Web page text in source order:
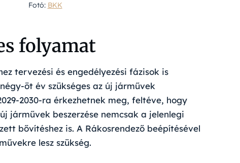
Fotó: BKK
folyamat
tervezési és engedélyezési fázisok is
öt év szükséges az új járművek
2030-ra érkezhetnek meg, feltéve, hogy
járművek beszerzése nemcsak a jelenlegi
bővítéshez is. A Rákosrendező beépítésével
lesz szükség.